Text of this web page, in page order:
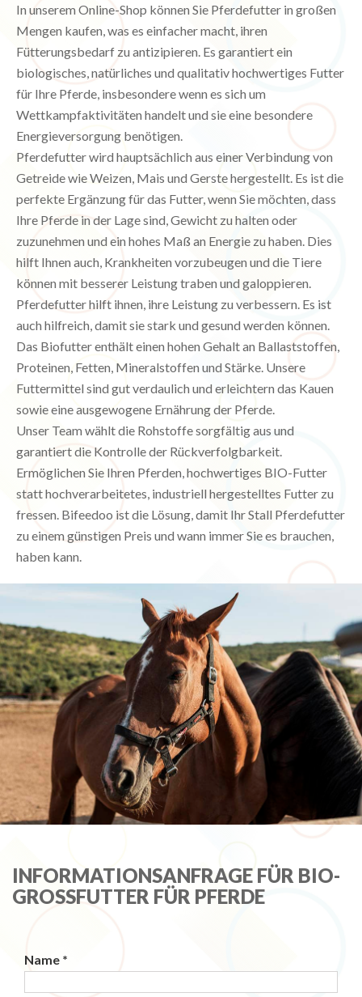
In unserem Online-Shop können Sie Pferdefutter in großen
Mengen kaufen, was es einfacher macht, ihren
Fütterungsbedarf zu antizipieren. Es garantiert ein
biologisches, natürliches und qualitativ hochwertiges Futter
für Ihre Pferde, insbesondere wenn es sich um
Wettkampfaktivitäten handelt und sie eine besondere
Energieversorgung benötigen.
Pferdefutter wird hauptsächlich aus einer Verbindung von
Getreide wie Weizen, Mais und Gerste hergestellt. Es ist die
perfekte Ergänzung für das Futter, wenn Sie möchten, dass
Ihre Pferde in der Lage sind, Gewicht zu halten oder
zuzunehmen und ein hohes Maß an Energie zu haben. Dies
hilft Ihnen auch, Krankheiten vorzubeugen und die Tiere
können mit besserer Leistung traben und galoppieren.
Pferdefutter hilft ihnen, ihre Leistung zu verbessern. Es ist
auch hilfreich, damit sie stark und gesund werden können.
Das Biofutter enthält einen hohen Gehalt an Ballaststoffen,
Proteinen, Fetten, Mineralstoffen und Stärke. Unsere
Futtermittel sind gut verdaulich und erleichtern das Kauen
sowie eine ausgewogene Ernährung der Pferde.
Unser Team wählt die Rohstoffe sorgfältig aus und
garantiert die Kontrolle der Rückverfolgbarkeit.
Ermöglichen Sie Ihren Pferden, hochwertiges BIO-Futter
statt hochverarbeitetes, industriell hergestelltes Futter zu
fressen. Bifeedoo ist die Lösung, damit Ihr Stall Pferdefutter
zu einem günstigen Preis und wann immer Sie es brauchen,
haben kann.
INFORMATIONSANFRAGE FÜR BIO-
GROSSFUTTER FÜR PFERDE
Name *